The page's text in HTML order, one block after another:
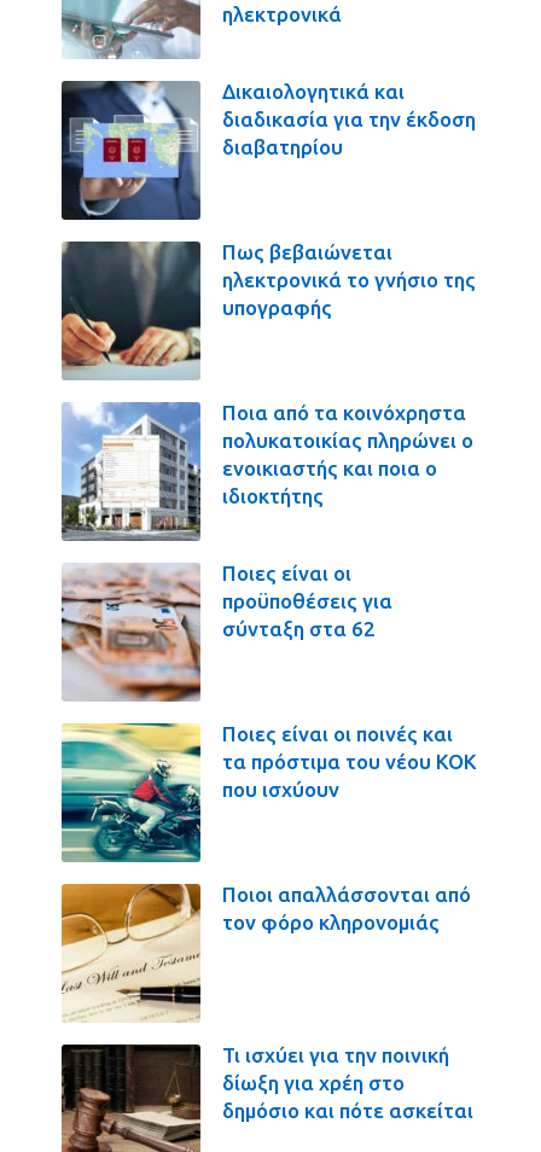
ηλεκτρονικά
Δικαιολογητικά και
διαδικασία για την έκδοση
διαβατηρίου
Πως βεβαιώνεται
ηλεκτρονικά το γνήσιο της
υπογραφής
Ποια από τα κοινόχρηστα
πολυκατοικίας πληρώνει ο
ενοικιαστής και ποια ο
ιδιοκτήτης
Ποιες είναι οι
προϋποθέσεις για
σύνταξη στα 62
Ποιες είναι οι ποινές και
τα πρόστιμα του νέου ΚΟΚ
που ισχύουν
Ποιοι απαλλάσσονται από
τον φόρο κληρονομιάς
Τι ισχύει για την ποινική
δίωξη για χρέη στο
δημόσιο και πότε ασκείται